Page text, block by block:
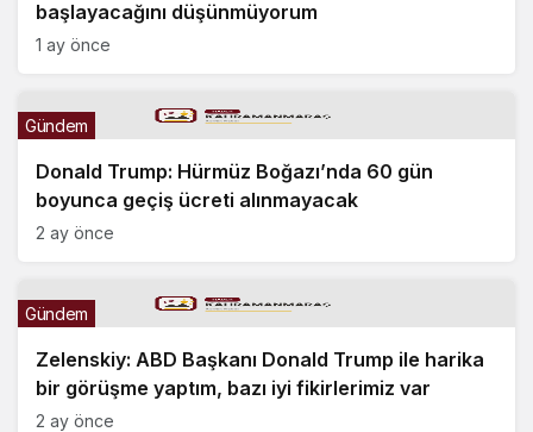
başlayacağını düşünmüyorum
1 ay önce
Donald Trump: Hürmüz Boğazı’nda 60 gün
boyunca geçiş ücreti alınmayacak
Gündem
2 ay önce
Zelenskiy: ABD Başkanı Donald Trump ile harika
bir görüşme yaptım, bazı iyi fikirlerimiz var
Gündem
2 ay önce